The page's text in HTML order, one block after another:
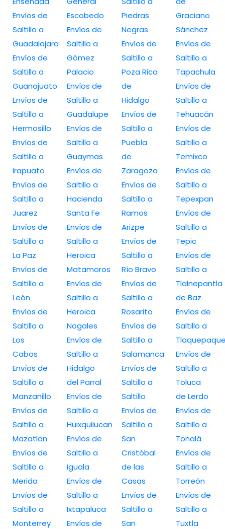
Envíos de
Saltillo a
Guadalajara
Envíos de
Saltillo a
Guanajuato
Envíos de
Saltillo a
Hermosillo
Envíos de
Saltillo a
Irapuato
Envíos de
Saltillo a
Juarez
Envíos de
Saltillo a
La Paz
Envíos de
Saltillo a
León
Envíos de
Saltillo a
Los
Cabos
Envíos de
Saltillo a
Manzanillo
Envíos de
Saltillo a
Mazatlan
Envíos de
Saltillo a
Merida
Envíos de
Saltillo a
Monterrey
Escobedo
Envíos de
Saltillo a
Gómez
Palacio
Envíos de
Saltillo a
Guadalupe
Envíos de
Saltillo a
Guaymas
Envíos de
Saltillo a
Hacienda
Santa Fe
Envíos de
Saltillo a
Heroica
Matamoros
Envíos de
Saltillo a
Heroica
Nogales
Envíos de
Saltillo a
Hidalgo
del Parral
Envíos de
Saltillo a
Huixquilucan
Envíos de
Saltillo a
Iguala
Envíos de
Saltillo a
Ixtapaluca
Envíos de
Piedras
Negras
Envíos de
Saltillo a
Poza Rica
de
Hidalgo
Envíos de
Saltillo a
Puebla
de
Zaragoza
Envíos de
Saltillo a
Ramos
Arizpe
Envíos de
Saltillo a
Río Bravo
Envíos de
Saltillo a
Rosarito
Envíos de
Saltillo a
Salamanca
Envíos de
Saltillo a
Saltillo
Envíos de
Saltillo a
San
Cristóbal
de las
Casas
Envíos de
Saltillo a
San
Graciano
Sánchez
Envíos de
Saltillo a
Tapachula
Envíos de
Saltillo a
Tehuacán
Envíos de
Saltillo a
Temixco
Envíos de
Saltillo a
Tepexpan
Envíos de
Saltillo a
Tepic
Envíos de
Saltillo a
Tlalnepantla
de Baz
Envíos de
Saltillo a
Envíos de
Saltillo a
Toluca
de Lerdo
Envíos de
Saltillo a
Tonalá
Envíos de
Saltillo a
Torreón
Envíos de
Saltillo a
Tuxtla